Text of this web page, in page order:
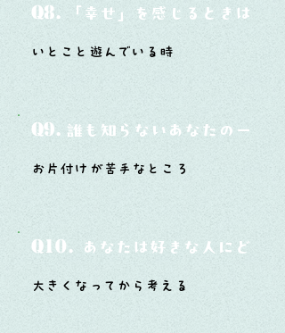
Q8. 「幸せ」を感じるときはどん
いとこと遊んでいる時
Q9. 誰も知らないあなたの一面は
お片付けが苦手なところ
Q10. あなたは好きな人にどう
大きくなってから考える